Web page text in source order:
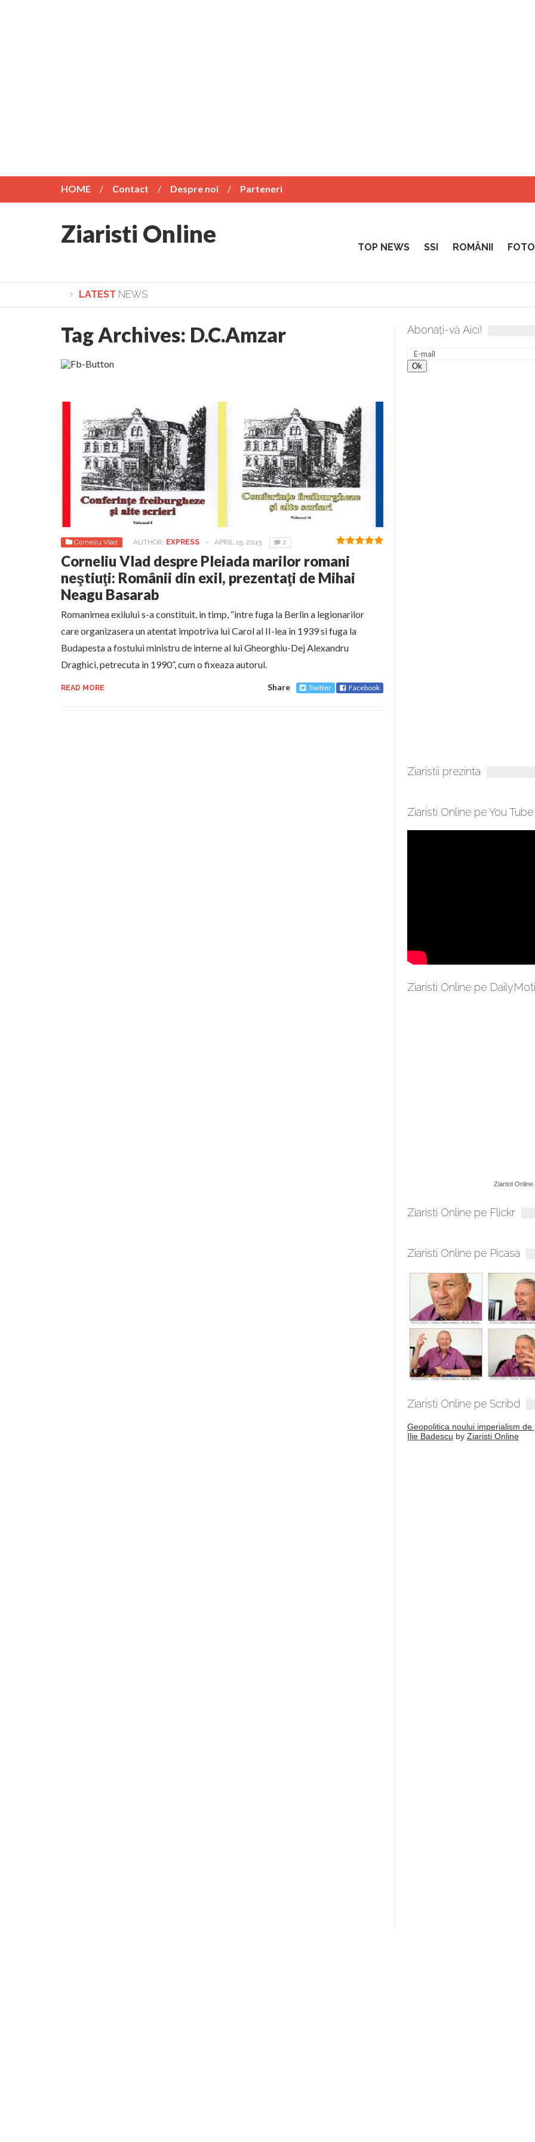
HOME Contact Despre noi Parteneri
Ziaristi Online TOP NEWS SSI ROMÂNII
LATEST NEWS
Lepădarea de sine și urmarea lui Hristos. Calea spre desăvârșire. Gând de duminică de Elena Solunca Moise
Tag Archives: D.C.Amzar
Corneliu Vlad AUTHOR: EXPRESS - APRIL 15, 2015 2
Corneliu Vlad despre Pleiada marilor romani
neştiuţi: Românii din exil, prezentaţi de Mihai
Neagu Basarab
Romanimea exilului s-a constituit, in timp, “intre fuga la Berlin a legionarilor
care organizasera un atentat impotriva lui Carol al II-lea in 1939 si fuga la
Budapesta a fostului ministru de interne al lui Gheorghiu-Dej Alexandru
Draghici, petrecuta in 1990”, cum o fixeaza autorul.
READ MORE Share Twitter Facebook
Abonați-vă Aici!
Ziaristii prezinta
Ziaristi Online pe You Tube
Ziaristi Online pe
Ziaristi Online
Ziaristi Online pe Flickr
Ziaristi Online pe Picasa
Ziaristi Online pe Scribd
Geopolitica noului imperialism de
Ilie Badescu by Ziaristi Online